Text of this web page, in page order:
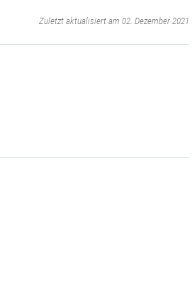
Zuletzt aktualisiert am 02. Dezember 2021